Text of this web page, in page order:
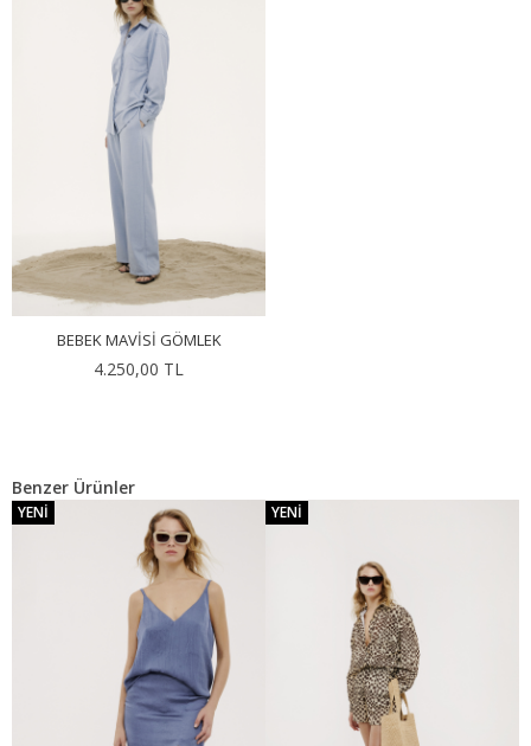
BEBEK MAVISI GÖMLEK
4.250,00 TL
Benzer Ürünler
YENI YENI